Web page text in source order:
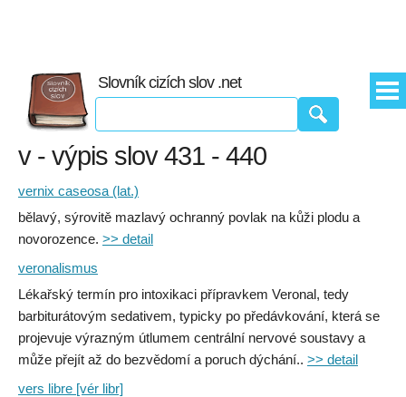
Slovník cizích slov .net
v - výpis slov 431 - 440
vernix caseosa (lat.)
bělavý, sýrovitě mazlavý ochranný povlak na kůži plodu a
novorozence. >> detail
veronalismus
Lékařský termín pro intoxikaci přípravkem Veronal, tedy
barbiturátovým sedativem, typicky po předávkování, která se
projevuje výrazným útlumem centrální nervové soustavy a
může přejít až do bezvědomí a poruch dýchání.. >> detail
vers libre [vér libr]